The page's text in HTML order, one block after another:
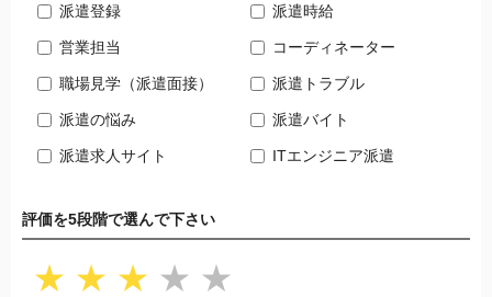
派遣登録 派遣時給
営業担当 コーディネーター
職場見学（派遣面接） 派遣トラブル
派遣の悩み 派遣バイト
派遣求人サイト ITエンジニア派遣
評価を5段階で選んで下さい
★ ★ ★ ★ ★